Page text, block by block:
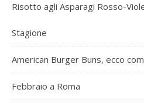
Risotto agli Asparagi Rosso-
Stagione
American Burger Buns, ecco
Febbraio a Roma